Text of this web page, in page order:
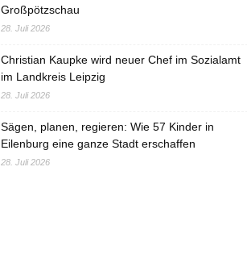
Großpötzschau
28. Juli 2026
Christian Kaupke wird neuer Chef im Sozialamt
im Landkreis Leipzig
28. Juli 2026
Sägen, planen, regieren: Wie 57 Kinder in
Eilenburg eine ganze Stadt erschaffen
28. Juli 2026